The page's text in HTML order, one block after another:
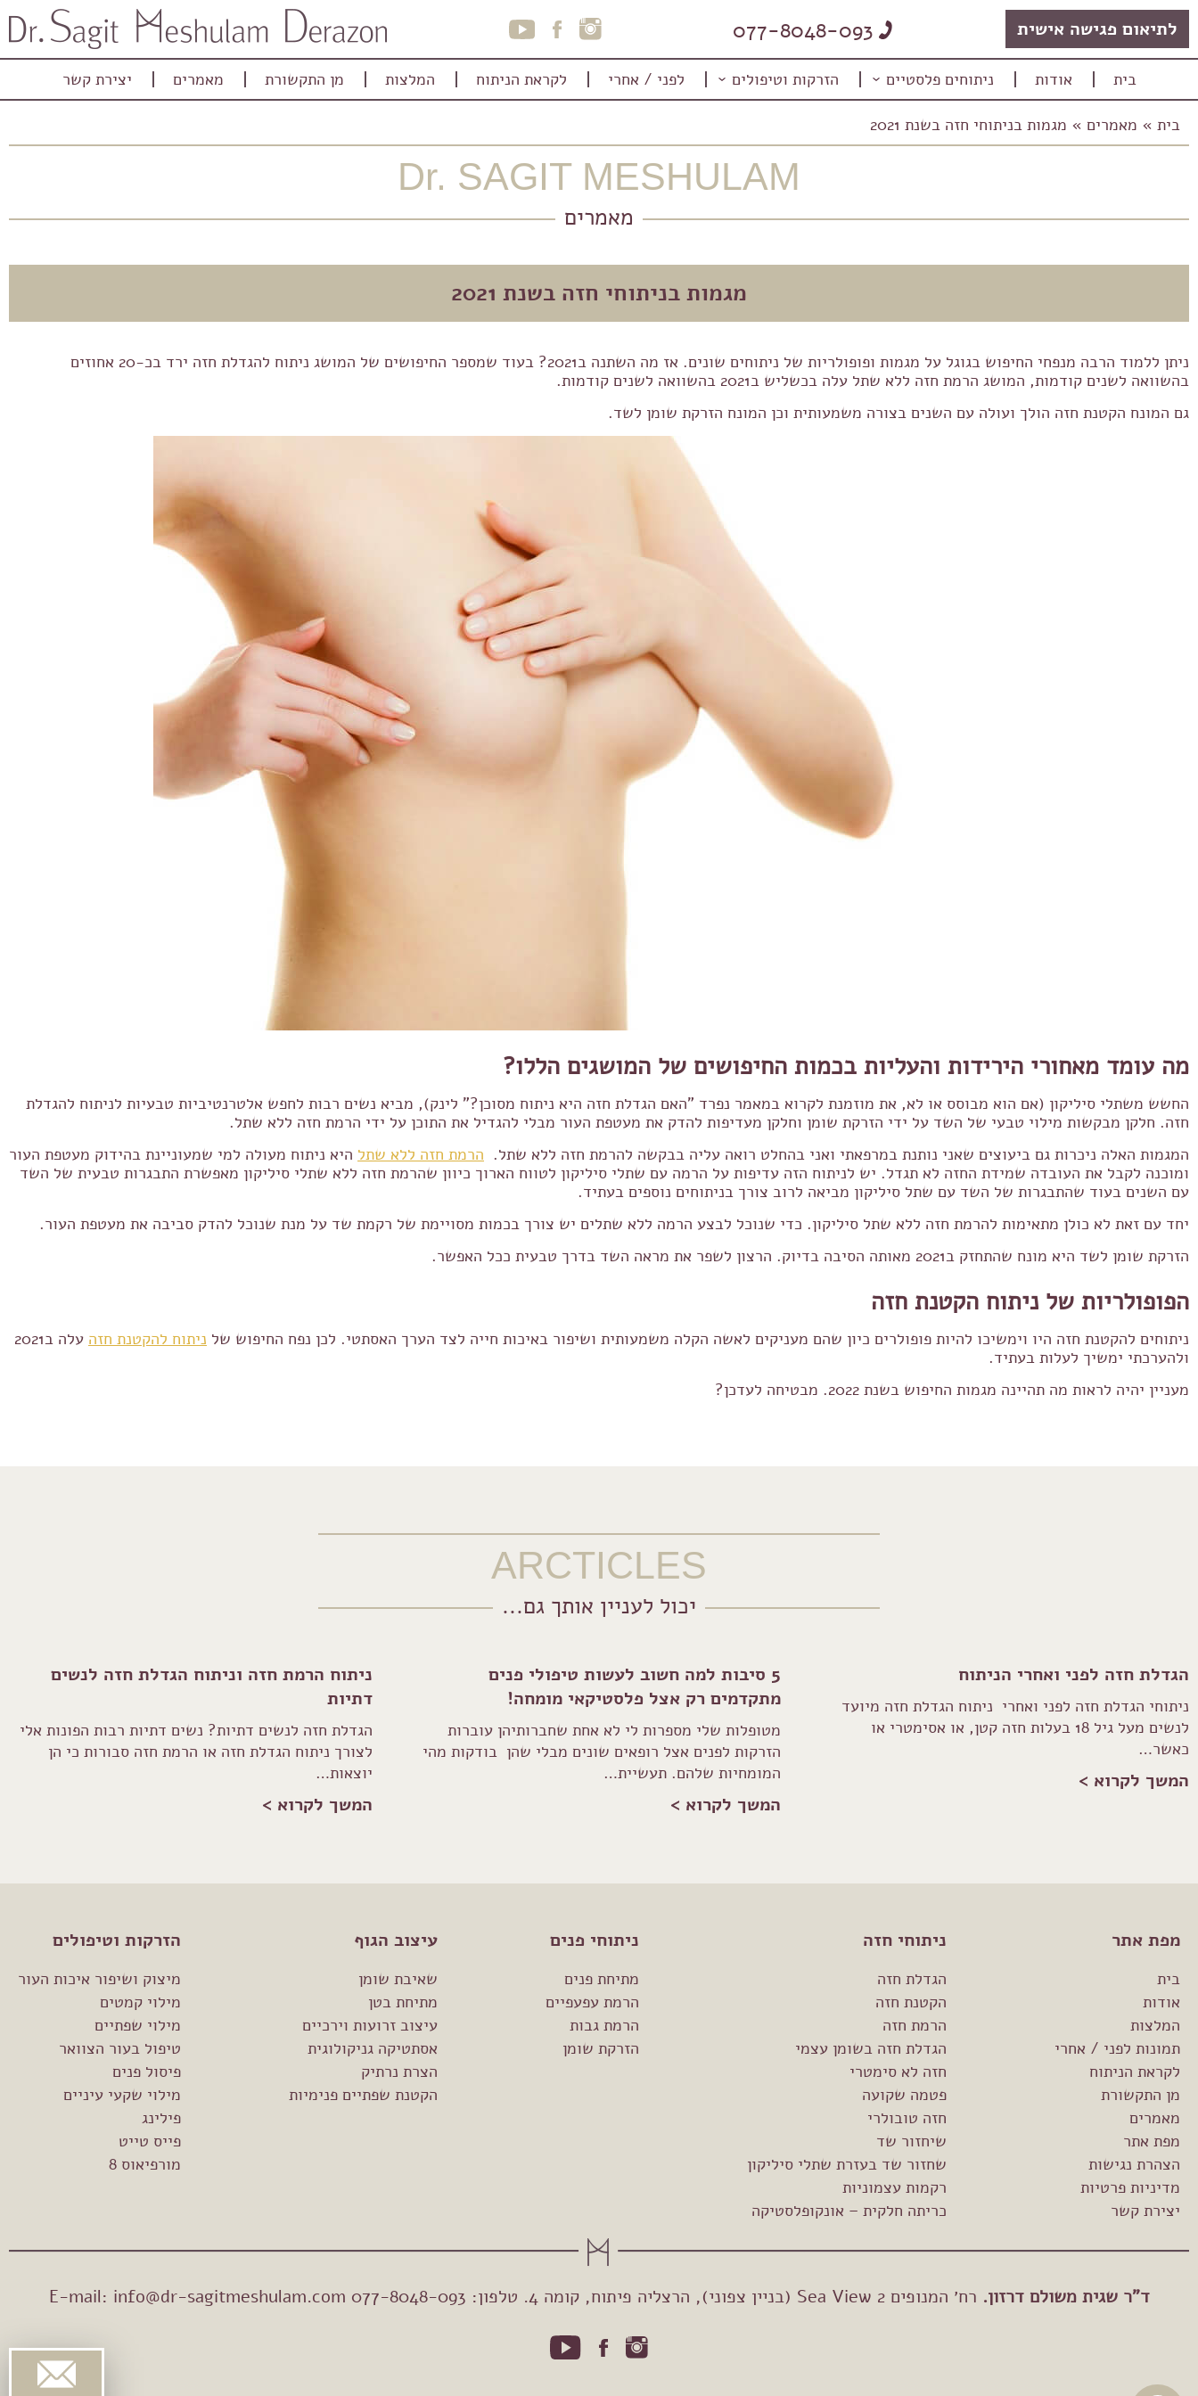
לתיאום פגישה אישית 077-8048-093
בית אודות ניתוחים פלסטיים הזרקות וטיפולים לפני / אחרי לקראת הניתוח המלצות מן התקשורת מאמרים יצירת קשר
בית » מאמרים » מגמות בניתוחי חזה בשנת 2021
Dr. SAGIT MESHULAM
מאמרים
מגמות בניתוחי חזה בשנת 2021
ניתן ללמוד הרבה מנפחי החיפוש בגוגל על מגמות ופופולריות של ניתוחים שונים. אז מה השתנה ב2021? בעוד שמספר החיפושים של המושג ניתוח להגדלת חזה ירד בכ-20 אחוזים
בהשוואה לשנים קודמות, המושג הרמת חזה ללא שתל עלה בכשליש ב2021 בהשוואה לשנים קודמות.
גם המונח הקטנת חזה הולך ועולה עם השנים בצורה משמעותית וכן המונח הזרקת שומן לשד.
מה עומד מאחורי הירידות והעליות בכמות החיפושים של המושגים הללו?
החשש משתלי סיליקון (אם הוא מבוסס או לא, את מוזמנת לקרוא במאמר נפרד "האם הגדלת חזה היא ניתוח מסוכן?" לינק), מביא נשים רבות לחפש אלטרנטיביות טבעיות לניתוח להגדלת
חזה. חלקן מבקשות מילוי טבעי של השד על ידי הזרקת שומן וחלקן מעדיפות להדק את מעטפת העור מבלי להגדיל את התוכן על ידי הרמת חזה ללא שתל.
המגמות האלה ניכרות גם ביעוצים שאני נותנת במרפאתי ואני בהחלט רואה עליה בבקשה להרמת חזה ללא שתל. הרמת חזה ללא שתל היא ניתוח מעולה למי שמעוניינת בהידוק מעטפת העור
ומוכנה לקבל את העובדה שמידת החזה לא תגדל. יש לניתוח הזה עדיפות על הרמה עם שתלי סיליקון לטווח הארוך כיוון שהרמת חזה ללא שתלי סיליקון מאפשרת התבגרות טבעית של השד
עם השנים בעוד שהתבגרות של השד עם שתל סיליקון מביאה לרוב צורך בניתוחים נוספים בעתיד.
יחד עם זאת לא כולן מתאימות להרמת חזה ללא שתל סיליקון. כדי שנוכל לבצע הרמה ללא שתלים יש צורך בכמות מסויימת של רקמת שד על מנת שנוכל להדק סביבה את מעטפת העור.
הזרקת שומן לשד היא מונח שהתחזק ב2021 מאותה הסיבה בדיוק. הרצון לשפר את מראה השד בדרך טבעית ככל האפשר.
הפופולריות של ניתוח הקטנת חזה
ניתוחים להקטנת חזה היו וימשיכו להיות פופולרים כיון שהם מעניקים לאשה הקלה משמעותית ושיפור באיכות חייה לצד הערך האסתטי. לכן נפח החיפוש של ניתוח להקטנת חזה
עלה ב2021
ולהערכתי ימשיך לעלות בעתיד.
מעניין יהיה לראות מה תהיינה מגמות החיפוש בשנת 2022. מבטיחה לעדכן?
ARCTICLES
יכול לעניין אותך גם...
הגדלת חזה לפני ואחרי הניתוח
ניתוחי הגדלת חזה לפני ואחרי ניתוח הגדלת חזה מיועד
לנשים מעל גיל 18 בעלות חזה קטן, או אסימטרי או
כאשר…
המשך לקרוא >
5 סיבות למה חשוב לעשות טיפולי פנים
מתקדמים רק אצל פלסטיקאי מומחה!
מטופלות שלי מספרות לי לא אחת שחברותיהן עוברות
הזרקות לפנים אצל רופאים שונים מבלי שהן בודקות מהי
המומחיות שלהם. תעשיית…
המשך לקרוא >
ניתוח הרמת חזה וניתוח הגדלת חזה לנשים
דתיות
הגדלת חזה לנשים דתיות? נשים דתיות רבות הפונות אלי
לצורך ניתוח הגדלת חזה או הרמת חזה סבורות כי הן
יוצאות…
המשך לקרוא >
מפת אתר
בית
אודות
המלצות
תמונות לפני / אחרי
לקראת הניתוח
מן התקשורת
מאמרים
מפת אתר
הצהרת נגישות
מדיניות פרטיות
יצירת קשר
ניתוחי חזה
הגדלת חזה
הקטנת חזה
הרמת חזה
הגדלת חזה בשומן עצמי
חזה לא סימטרי
פטמה שקועה
חזה טובולרי
שיחזור שד
שחזור שד בעזרת שתלי סיליקון
רקמות עצמוניות
כריתה חלקית – אונקופלסטיקה
ניתוחי פנים
מתיחת פנים
הרמת עפעפיים
הרמת גבות
הזרקת שומן
עיצוב הגוף
שאיבת שומן
מתיחת בטן
עיצוב זרועות וירכיים
אסתטיקה גניקולוגית
הצרת נרתיק
הקטנת שפתיים פנימיות
הזרקות וטיפולים
מיצוק ושיפור איכות העור
מילוי קמטים
מילוי שפתיים
טיפול בעור הצוואר
פיסול פנים
מילוי שקעי עיניים
פילינג
פייס טייט
מורפיאוס 8
ד"ר שגית משולם דרזון. רח׳ המנופים 2 Sea View (בניין צפוני), הרצליה פיתוח, קומה 4. טלפון: 077-8048-093 E-mail: info@dr-sagitmeshulam.com